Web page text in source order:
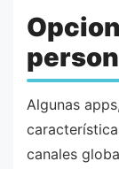
Algunas
canales